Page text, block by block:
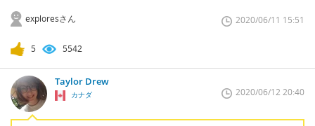
exploresさん 2020/06/11 15:51
5 5542
Taylor Drew
カナダ 2020/06/12 20:40